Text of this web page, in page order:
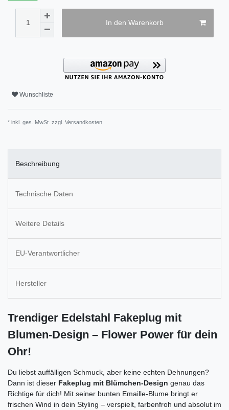
In den Warenkorb
Wunschliste
* inkl. ges. MwSt. zzgl. Versandkosten
Beschreibung
Technische Daten
Weitere Details
EU-Verantwortlicher
Hersteller
Trendiger Edelstahl Fakeplug mit
Blumen-Design – Flower Power für dein
Ohr!
Du liebst auffälligen Schmuck, aber keine echten Dehnungen?
Dann ist dieser Fakeplug mit Blümchen-Design genau das
Richtige für dich! Mit seiner bunten Emaille-Blume bringt er
frischen Wind in dein Styling – verspielt, farbenfroh und absolut im